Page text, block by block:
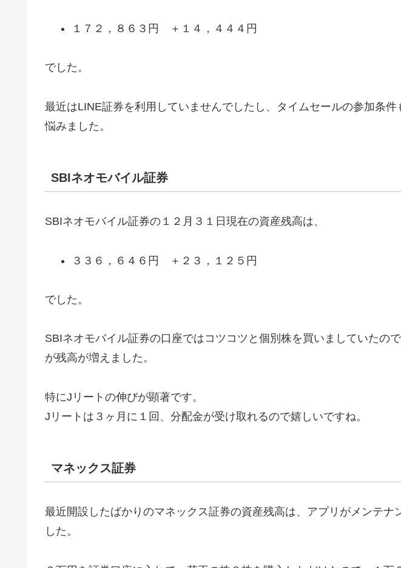
１７２，８６３円 ＋１４，４４４円
でした。
最近はLINE証券を利用していませんでしたし、タイムセールの参加条
悩みました。
SBIネオモバイル証券
SBIネオモバイル証券の１２月３１日現在の資産残高は、
３３６，６４６円 ＋２３，１２５円
でした。
SBIネオモバイル証券の口座ではコツコツと個別株を買いましていたの
が残高が増えました。
特にJリートの伸びが顕著です。
Jリートは３ヶ月に１回、分配金が受け取れるので嬉しいですね。
マネックス証券
最近開設したばかりのマネックス証券の資産残高は、アプリがメンテナ
した。